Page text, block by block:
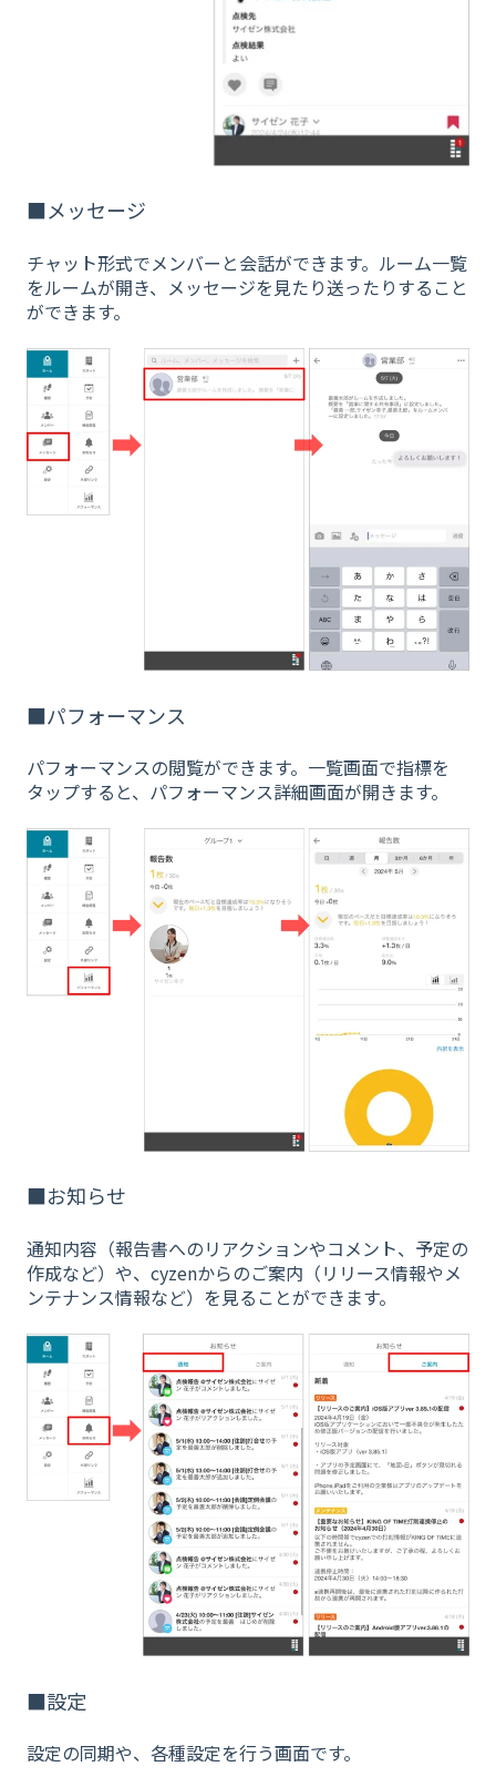
■メッセージ
チャット形式でメンバーと会話ができます。ルーム一覧
をルームが開き、メッセージを見たり送ったりすること
ができます。
■パフォーマンス
パフォーマンスの閲覧ができます。一覧画面で指標を
タップすると、パフォーマンス詳細画面が開きます。
■お知らせ
通知内容（報告書へのリアクションやコメント、予定の
作成など）や、cyzenからのご案内（リリース情報やメ
ンテナンス情報など）を見ることができます。
■設定
設定の同期や、各種設定を行う画面です。